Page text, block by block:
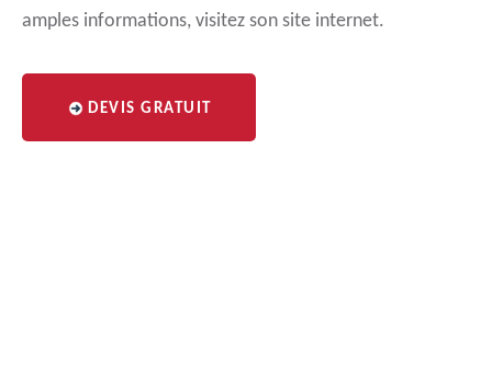
amples informations, visitez son site internet.
DEVIS GRATUIT